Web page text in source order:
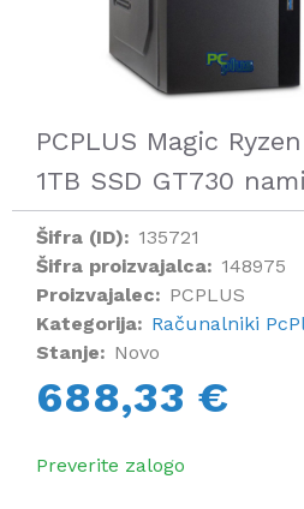
PCPLUS Magic
1TB SSD GT730
Šifra (ID): 135721
Šifra proizvajalca: 148975
Proizvajalec: PCPLUS
Kategorija: Računalniki
Stanje: Novo
688,33 €
Preverite zalogo